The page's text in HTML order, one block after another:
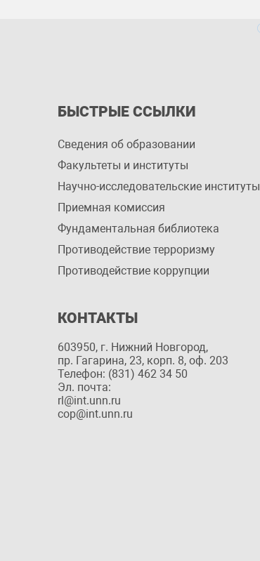
БЫСТРЫЕ ССЫЛКИ
Сведения об образовании
Факультеты и институты
Научно-исследовательские институты
Приемная комиссия
Фундаментальная библиотека
Противодействие терроризму
Противодействие коррупции
КОНТАКТЫ
603950, г. Нижний Новгород,
пр. Гагарина, 23, корп. 8, оф. 203
Телефон: (831) 462 34 50
Эл. почта:
rl@int.unn.ru
cop@int.unn.ru